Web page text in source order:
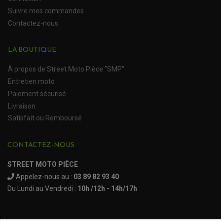
Suivre mes commandes
Contactez-nous
LA BOUTIQUE
À propos de Street Moto Pièce "SMP"
Entretien moto
Paiement sécurisé
Livraison
Satisfait ou Remboursé
CONTACTEZ-NOUS
STREET MOTO PIÈCE
Appelez-nous au : 03 89 82 93 40
Du Lundi au Vendredi : 10h /12h - 14h/17h